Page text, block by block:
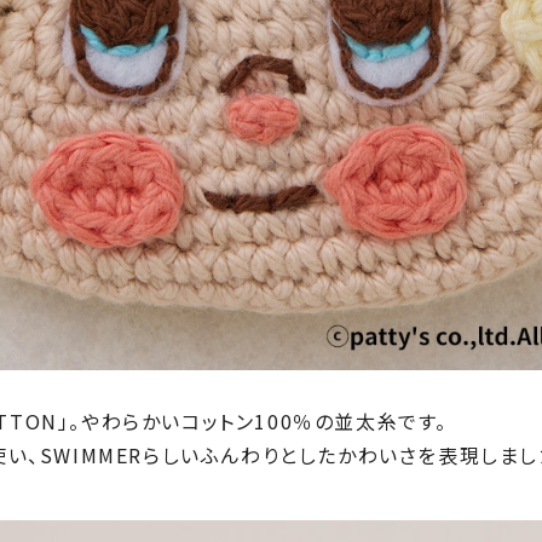
」。やわらかいコットン100％の並太糸です。
、SWIMMERらしいふんわりとしたかわいさを表現しまし